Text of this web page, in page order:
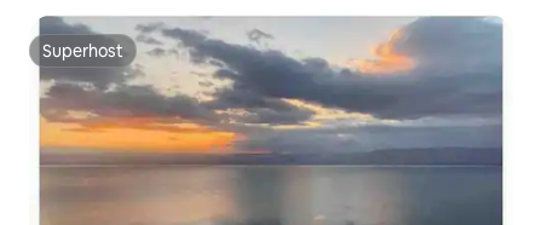
Superhost
Superhost